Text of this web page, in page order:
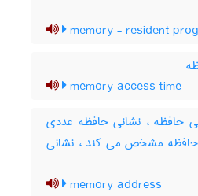
memory - resident
memory access time
حافظه ، نشانی حافظه عددی
حافظه مشخص می کند ، نشانی
memory address